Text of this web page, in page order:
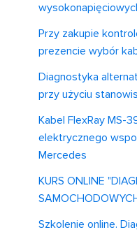
Przy zakupie
prezencie wybór
Diagnostyka
przy użyciu
Kabel FlexRay MS-
elektrycznego
Mercedes
KURS ONLINE
Szkolenie online.